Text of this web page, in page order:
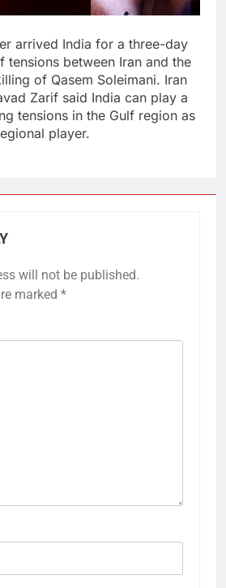
arrived India for a three-day
tensions between Iran and the
of Qasem Soleimani. Iran
Zarif said India can play a
tensions in the Gulf region as
player.
will not be published.
marked *